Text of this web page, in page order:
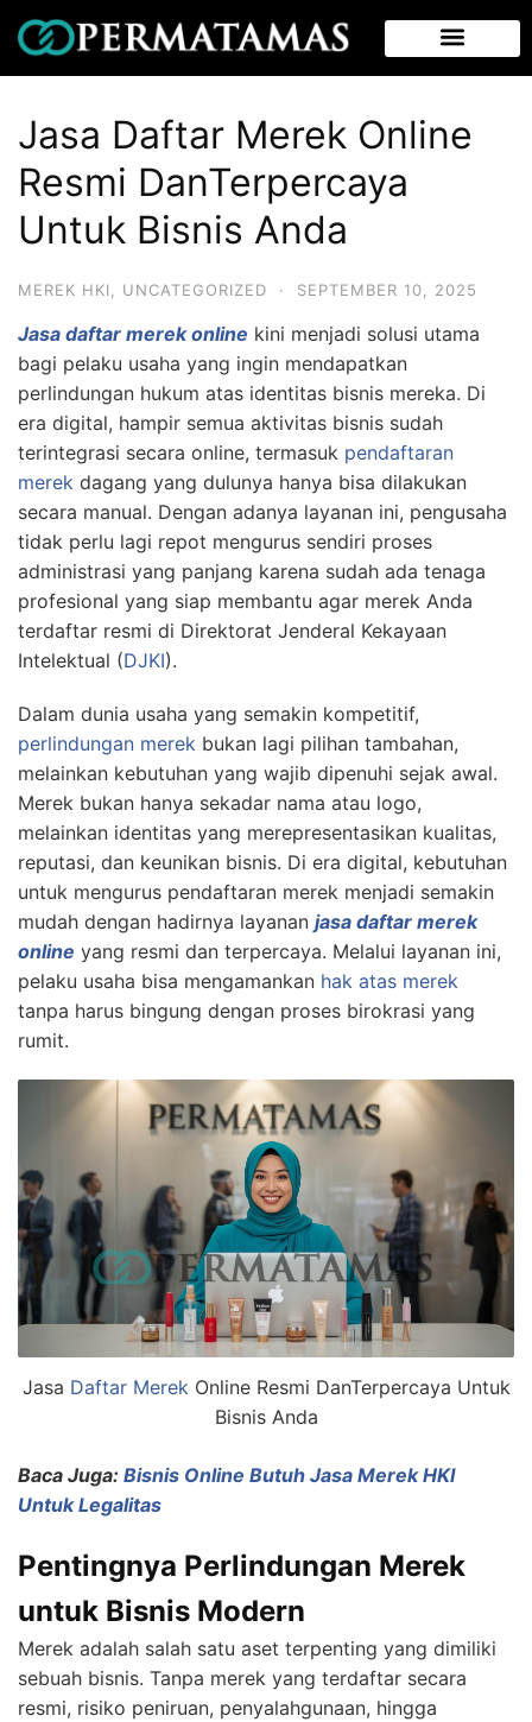
Jasa Daftar Merek Online
Resmi DanTerpercaya
Untuk Bisnis Anda
MEREK HKI UNCATEGORIZED · SEPTEMBER 10, 2025
Jasa daftar merek online kini menjadi solusi utama
bagi pelaku usaha yang ingin mendapatkan
perlindungan hukum atas identitas bisnis mereka. Di
era digital, hampir semua aktivitas bisnis sudah
terintegrasi secara online, termasuk pendaftaran
merek dagang yang dulunya hanya bisa dilakukan
secara manual. Dengan adanya layanan ini, pengusaha
tidak perlu lagi repot mengurus sendiri proses
administrasi yang panjang karena sudah ada tenaga
profesional yang siap membantu agar merek Anda
terdaftar resmi di Direktorat Jenderal Kekayaan
Intelektual (DJKI).
Dalam dunia usaha yang semakin kompetitif,
perlindungan merek bukan lagi pilihan tambahan,
melainkan kebutuhan yang wajib dipenuhi sejak awal.
Merek bukan hanya sekadar nama atau logo,
melainkan identitas yang merepresentasikan kualitas,
reputasi, dan keunikan bisnis. Di era digital, kebutuhan
untuk mengurus pendaftaran merek menjadi semakin
mudah dengan hadirnya layanan jasa daftar merek
online yang resmi dan terpercaya. Melalui layanan ini,
pelaku usaha bisa mengamankan hak atas merek
tanpa harus bingung dengan proses birokrasi yang
rumit.
Jasa Daftar MerekOnline Resmi DanTerpercaya Untuk
Bisnis Anda
Baca Juga: Bisnis Online Butuh Jasa Merek HKI
Untuk Legalitas
Pentingnya Perlindungan Merek
untuk Bisnis Modern
Merek adalah salah satu aset terpenting yang dimiliki
sebuah bisnis. Tanpa merek yang terdaftar secara
resmi, risiko peniruan, penyalahgunaan, hingga